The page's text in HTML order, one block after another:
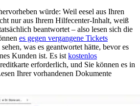
würde: Weil eesel aus Ihren
nur aus Ihrem Hilfecenter-Inhalt, weiß
beantwortet – also lesen sich die
es gegen vergangene Tickets
was es geantwortet hätte, bevor es
Kunden ist. Es ist kostenlos
erforderlich, und Sie können es in
Ihrer vorhandenen Dokumente